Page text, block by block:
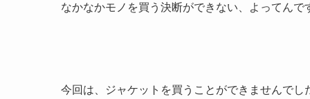
なかなかモノを買う決断ができない、よってんで
今回は、ジャケットを買うことができませんでし